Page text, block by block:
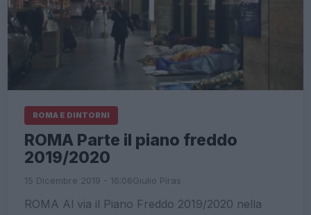
ROMA E DINTORNI
ROMA Parte il piano freddo
2019/2020
15 Dicembre 2019 - 16:06Giulio Piras
ROMA Al via il Piano Freddo 2019/2020 nella